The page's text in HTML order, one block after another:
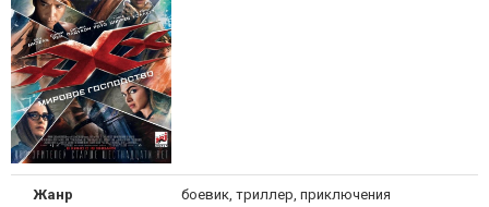
Жанр боевик, триллер, приключения